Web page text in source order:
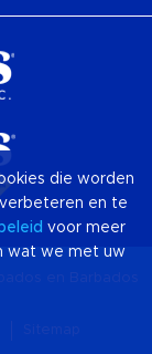
die worden
en te
voor meer
wat we met uw